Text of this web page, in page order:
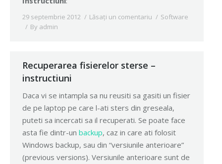
29 septembrie 2012 Lăsați un comentariu
Software
By admin
Recuperarea fisierelor sterse –
instructiuni
Daca vi se intampla sa nu reusiti sa gasiti un fisier
de pe laptop pe care l-ati sters din greseala,
puteti sa incercati sa il recuperati. Se poate face
asta fie dintr-un backup, caz in care ati folosit
Windows backup, sau din “versiunile anterioare”
(previous versions). Versiunile anterioare sunt de